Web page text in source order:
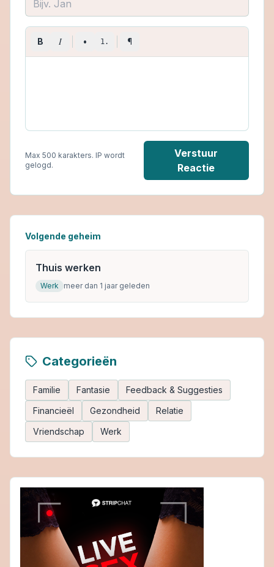
B I • 1. ¶
Max 500 karakters. IP wordt
gelogd.
Verstuur
Reactie
Volgende geheim
Thuis werken
Werk meer dan 1 jaar geleden
Categorieën
Familie Fantasie
Feedback & Suggesties
Financieël
Gezondheid
Relatie
Vriendschap
Werk